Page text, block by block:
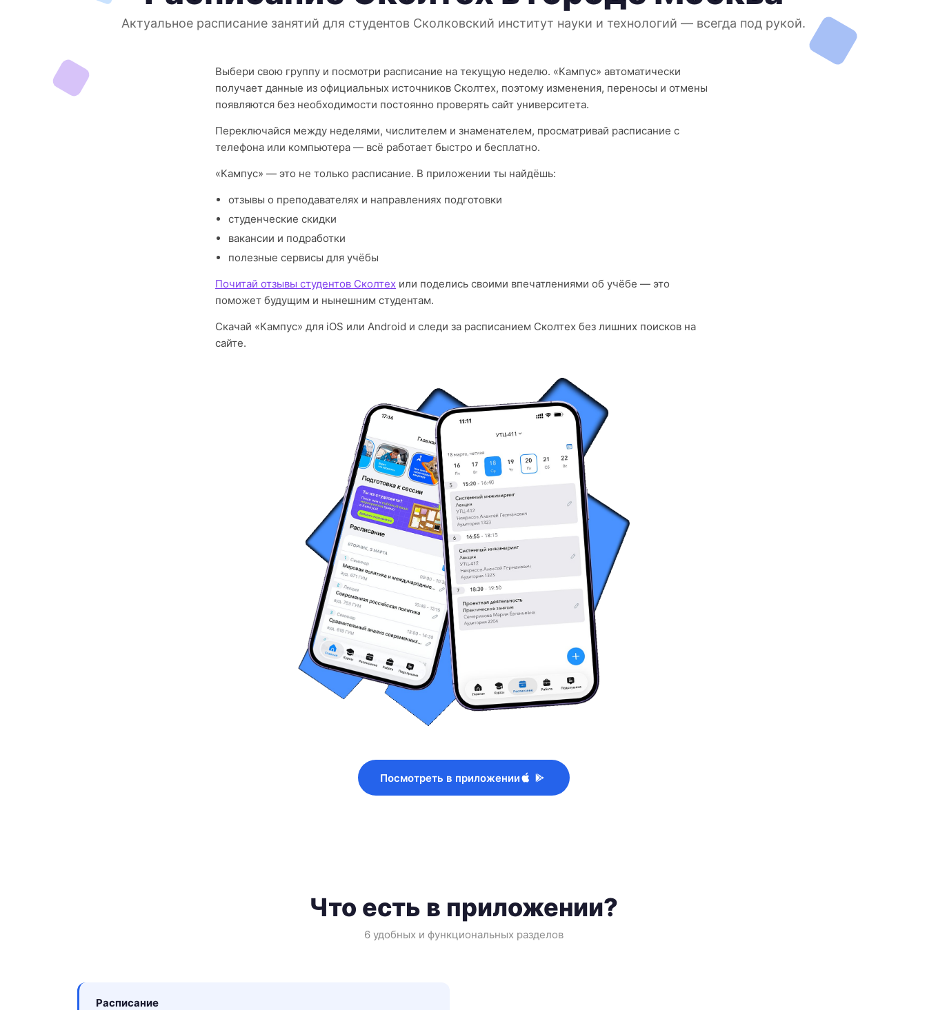
Актуальное расписание занятий для студентов Сколковский институт науки и технологий — всегда под рукой.
Выбери свою группу и посмотри расписание на текущую неделю. «Кампус» автоматически
получает данные из официальных источников Сколтех, поэтому изменения, переносы и отмены
появляются без необходимости постоянно проверять сайт университета.
Переключайся между неделями, числителем и знаменателем, просматривай расписание с
телефона или компьютера — всё работает быстро и бесплатно.
«Кампус» — это не только расписание. В приложении ты найдёшь:
отзывы о преподавателях и направлениях подготовки
студенческие скидки
вакансии и подработки
полезные сервисы для учёбы
Почитай отзывы студентов Сколтех или поделись своими впечатлениями об учёбе — это
поможет будущим и нынешним студентам.
Скачай «Кампус» для iOS или Android и следи за расписанием Сколтех без лишних поисков на
сайте.
Посмотреть в приложении
Что есть в приложении?
6 удобных и функциональных разделов
Расписание